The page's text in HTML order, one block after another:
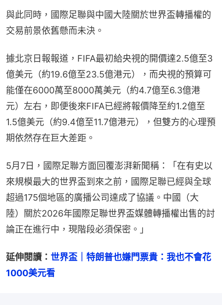
與此同時，國際足聯與中國大陸關於世界盃轉播權的
交易前景依舊懸而未決。
據北京日報報道，FIFA最初給央視的開價達2.5億至3
億美元（約19.6億至23.5億港元），而央視的預算可
能僅在6000萬至8000萬美元（約4.7億至6.3億港
元）左右，即便後來FIFA已經將報價降至約1.2億至
1.5億美元（約9.4億至11.7億港元），但雙方的心理預
期依然存在巨大差距。
5月7日，國際足聯方面回覆澎湃新聞稱：「在有史以
來規模最大的世界盃到來之前，國際足聯已經與全球
超過175個地區的廣播公司達成了協議。中國（大
陸）關於2026年國際足聯世界盃媒體轉播權出售的討
論正在進行中，現階段必須保密。」
延伸閱讀： 世界盃｜特朗普也嫌門票貴：我也不會花
1000美元看